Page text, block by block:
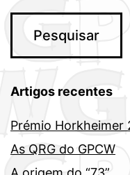
Artigos recentes
Prémio Horkheimer
As QRG do GPCW